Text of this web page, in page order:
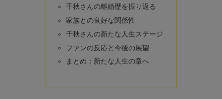
千秋さんの離婚歴を振り返る
家族との良好な関係性
千秋さんの新たな人生ステージ
ファンの反応と今後の展望
まとめ：新たな人生の章へ